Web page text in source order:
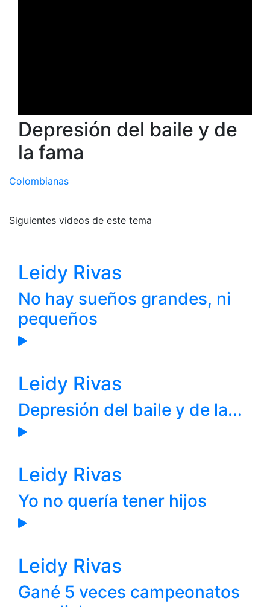
Depresión del baile y de
la fama
Colombianas
Siguientes videos de este tema
Leidy Rivas
No hay sueños grandes, ni
pequeños
Leidy Rivas
Depresión del baile y de la...
Leidy Rivas
Yo no quería tener hijos
Leidy Rivas
Gané 5 veces campeonatos